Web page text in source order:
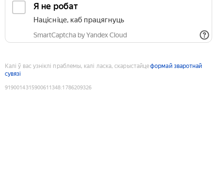
Я не робат
Націсніце, каб працягнуць
SmartCaptcha by Yandex Cloud
Калі ў вас узніклі праблемы, калі ласка, скарыстайцеформай зваротнай
сувязі
9190014315900611348:1786209326